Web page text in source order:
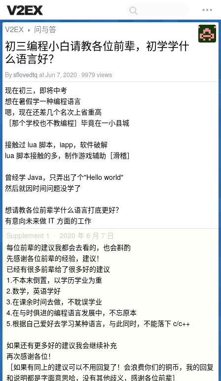
V2EX › 问与答
初三编程小白请教各位前辈，初学学什
么语言好？
Bysflovedtq at Jun 7, 2020 · 9979 views
现在初三，即将中考
想在暑假学一种编程语言
嗯，现在还差几个名次上省重高
［那个学校也不教编程］毕竟在一小县城
接触过 lua 脚本，iapp，软件破解
lua 脚本接触的多，制作游戏辅助［滑稽］
曾经学 Java，只弄出了个"Hello world"
然后就因时间问题没学了
想请教各位前辈学什么语言打底更好？
有意向未来做 IT 方面的工作
Supplement 1 · 2020 年 6 月 7 日
每位前辈的建议我都会去看的，也会斟酌
先感谢各位前辈的经验，建议！
已经有很多前辈给了很多好的建议
1.不本末倒置，以学历学业为重
2.数学，英语学好
3.在课余时间去做，不耽误学业
4.在与时俱进的编程语言发展中，不忘原本
5.根据自己爱好去学习某种语言，与此同时，不能落下 c/c++
如果还有更多好的建议我会继续补充
再次感谢各位！
［如果有同上的建议可以不用回复了！会浪费你们的铜币，我的回复
和说明都是字面意思哈，没有其他歧义，感谢各位前辈］